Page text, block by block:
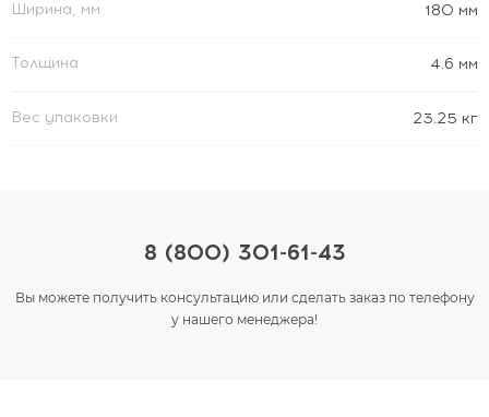
Ширина, мм 180 мм
Толщина 4.6 мм
Вес упаковки 23.25 кг
8 (800) 301-61-43
Вы можете получить консультацию или сделать заказ по телефону
у нашего менеджера!